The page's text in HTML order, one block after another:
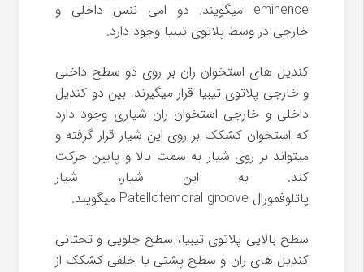
eminence میگویند. دو امی ننس داخلی و
خارجی در وسط پلاتوی تیبیا وجود دارد.
کندیل های استخوان ران بر روی دو سطح داخلی
و خارجی پلاتوی تیبیا قرار میگیرند. بین دو کندیل
داخلی و خارجی استخوان ران شیاری وجود دارد
که استخوان کشکک بر روی این شیار قرار گرفته و
میتواند بر روی شیار به سمت بالا و پایین حرکت
کند. به این شیار، شیار
پاتلوفمورال Patellofemoral groove میگویند.
سطح بالایی پلاتوی تیبیا، سطح جلویی و تحتانی
کندیل های ران و سطح پشتی یا خلفی کشکک از